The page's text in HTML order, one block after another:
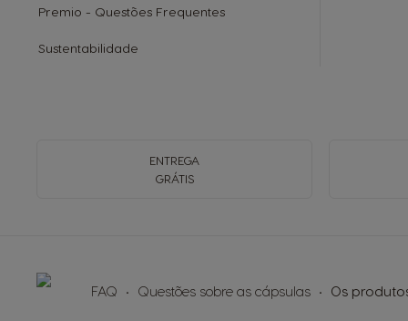
Premio - Questões Frequentes
Sustentabilidade
ENTREGA
GRÁTIS
FAQ Questões sobre as cápsulas Os